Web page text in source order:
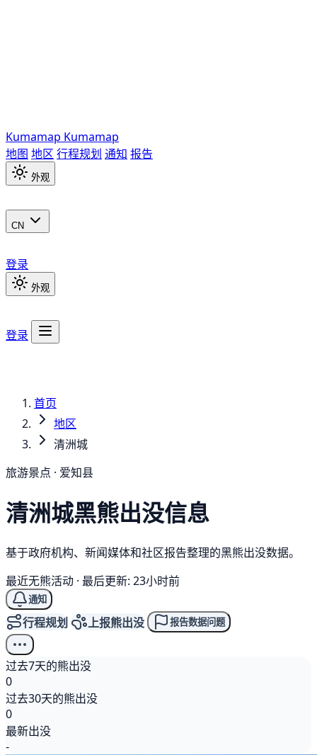
Kumamap Kumamap
地图 地区 行程规划 通知 报告
外观
CN
登录
外观
登录
首页
地区
清洲城
旅游景点 · 爱知县
清洲城黑熊出没信息
基于政府机构、新闻媒体和社区报告整理的黑熊出没数据。
最近无熊活动 · 最后更新: 23小时前
通知
行程规划 上报熊出没 报告数据问题
过去7天的熊出没
0
过去30天的熊出没
0
最新出没
-